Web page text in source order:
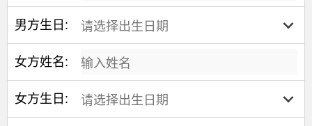
问题：
1. 沟通：与对方坦诚沟通，表达自己的想法和感受，听取对
目标，找到内心的平衡和 方向。
3. 包容：接受对方的犹豫和不确定，给予对方足够的时间和
男方生日:
女方姓名:
女方生日: